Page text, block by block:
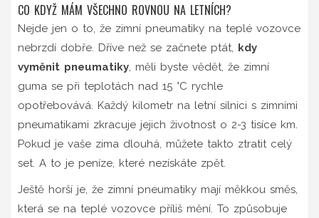
CO KDYŽ MÁM VŠECHNO ROVNOU NA LETNÍCH?
Nejde jen o to, že zimní pneumatiky na teplé vozovce
nebrzdí dobře. Dříve než se začnete ptát, kdy
vyměnit pneumatiky, měli byste vědět, že zimní
guma se při teplotách nad 15 °C rychle
opotřebovává. Každý kilometr na letní silnici s zimními
pneumatikami zkracuje jejich životnost o 2-3 tisíce km.
Pokud je vaše zima dlouhá, můžete takto ztratit celý
set. A to je peníze, které nezískáte zpět.
Ještě horší je, že zimní pneumatiky mají měkkou směs,
která se na teplé vozovce příliš mění. To způsobuje